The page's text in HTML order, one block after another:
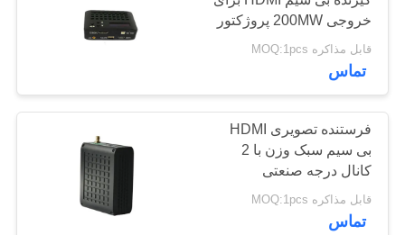
قیمت
نقشه
سایت
حریم
خصوصی
رادیو مش IP
7
62
خروجی 200MW پروژکتور
قابل مذاکره MOQ:1pcs
تماس
فرستنده تصویری HDMI
بی سیم سبک وزن با 2
کانال درجه صنعتی
قابل مذاکره MOQ:1pcs
تماس